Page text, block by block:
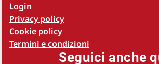
Login
Privacy policy
Cookie policy
Termini e condizioni
Seguici anche